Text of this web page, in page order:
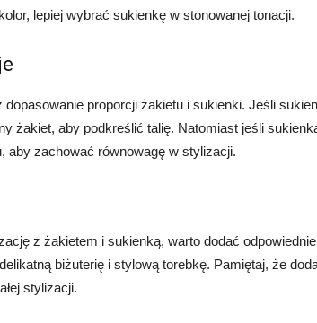
lepiej wybrać sukienkę w stonowanej tonacji.
dopasowanie proporcji żakietu i sukienki. Jeśli
żakiet, aby podkreślić talię. Natomiast jeśli
aby zachować równowagę w stylizacji.
z żakietem i sukienką, warto dodać
biżuterię i stylową torebkę. Pamiętaj, że
stylizacji.